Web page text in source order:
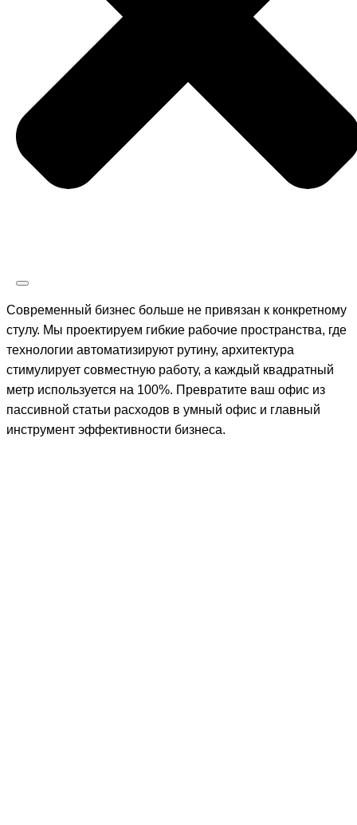
Современный бизнес больше не привязан к конкретному
стулу. Мы проектируем гибкие рабочие пространства, где
технологии автоматизируют рутину, архитектура
стимулирует совместную работу, а каждый квадратный
метр используется на 100%. Превратите ваш офис из
пассивной статьи расходов в умный офис и главный
инструмент эффективности бизнеса.